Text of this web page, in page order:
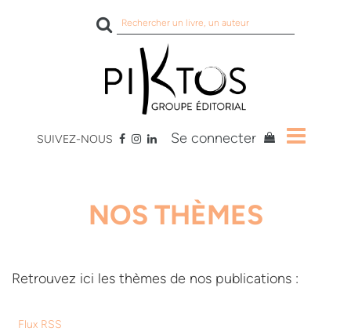
Rechercher
sur
site
SUIVEZ-NOUS Se connecter
NOS THÈMES
Retrouvez ici les thèmes de nos publications :
Flux RSS